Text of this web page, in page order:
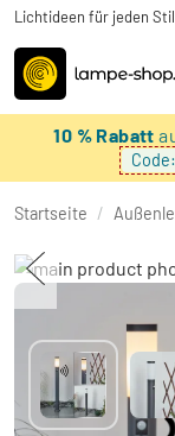
Lichtideen für jeden
10 % Rabatt
Code:
Startseite /